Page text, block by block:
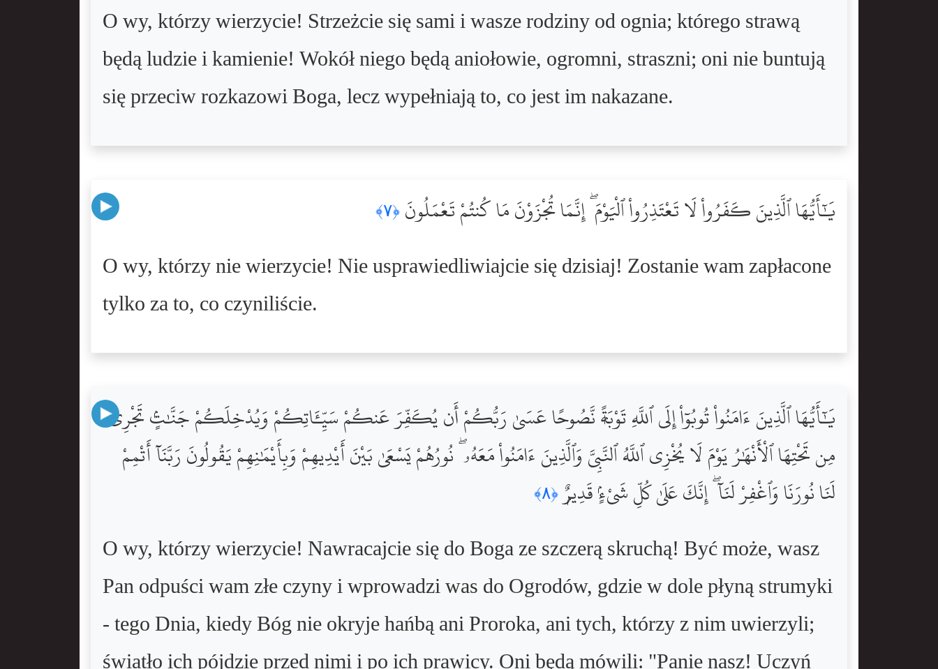
O wy, którzy wierzycie! Strzeżcie się sami i wasze rodziny od ognia; którego strawą
będą ludzie i kamienie! Wokół niego będą aniołowie, ogromni, straszni; oni nie buntują
się przeciw rozkazowi Boga, lecz wypełniają to, co jest im nakazane.
يَٰٓأَيُّهَا ٱلَّذِينَ كَفَرُواْ لَا تَعْتَذِرُواْ ٱلْيَوْمَ ۖ إِنَّمَا تُجْزَوْنَ مَا كُنتُمْ تَعْمَلُونَ ﴿٧﴾
O wy, którzy nie wierzycie! Nie usprawiedliwiajcie się dzisiaj! Zostanie wam zapłacone
tylko za to, co czyniliście.
يَٰٓأَيُّهَا ٱلَّذِينَ ءَامَنُواْ تُوبُوٓاْ إِلَى ٱللَّهِ تَوْبَةًۭ نَّصُوحًا عَسَىٰ رَبُّكُمْ أَن يُكَفِّرَ عَنكُمْ سَيِّـَٔاتِكُمْ وَيُدْخِلَكُمْ جَنَّٰتٍۢ تَجْرِى
مِن تَحْتِهَا ٱلْأَنْهَٰرُ يَوْمَ لَا يُخْزِى ٱللَّهُ ٱلنَّبِىَّ وَٱلَّذِينَ ءَامَنُواْ مَعَهُۥ ۖ نُورُهُمْ يَسْعَىٰ بَيْنَ أَيْدِيهِمْ وَبِأَيْمَٰنِهِمْ يَقُولُونَ رَبَّنَآ أَتْمِمْ
لَنَا نُورَنَا وَٱغْفِرْ لَنَآ ۖ إِنَّكَ عَلَىٰ كُلِّ شَىْءٍۢ قَدِيرٌۭ﴿٨﴾
O wy, którzy wierzycie! Nawracajcie się do Boga ze szczerą skruchą! Być może, wasz
Pan odpuści wam złe czyny i wprowadzi was do Ogrodów, gdzie w dole płyną strumyki
- tego Dnia, kiedy Bóg nie okryje hańbą ani Proroka, ani tych, którzy z nim uwierzyli;